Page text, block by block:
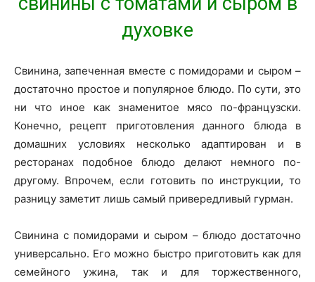
духовке
Свинина, запеченная вместе с помидорами и сыром –
достаточно простое и популярное блюдо. По сути, это
ни что иное как знаменитое мясо по-французски.
Конечно, рецепт приготовления данного блюда в
домашних условиях несколько адаптирован и в
ресторанах подобное блюдо делают немного по-
другому. Впрочем, если готовить по инструкции, то
разницу заметит лишь самый привередливый гурман.
Свинина с помидорами и сыром – блюдо достаточно
универсально. Его можно быстро приготовить как для
семейного ужина, так и для торжественного,